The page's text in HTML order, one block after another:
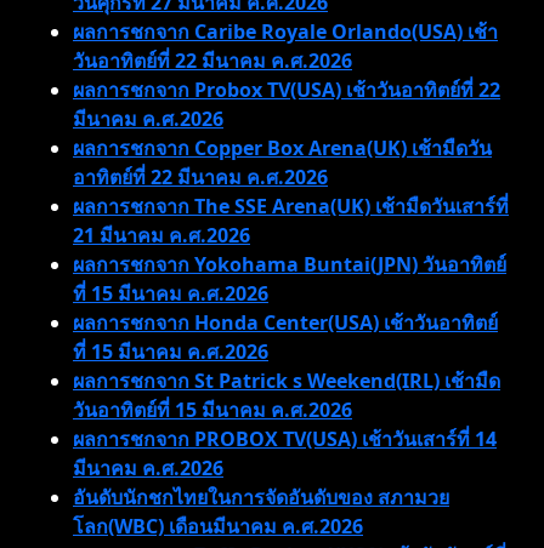
ผลการชกจาก Caribe Royale Orlando(USA) เช้า
วันอาทิตย์ที่ 22 มีนาคม ค.ศ.2026
ผลการชกจาก Probox TV(USA) เช้าวันอาทิตย์ที่ 22
มีนาคม ค.ศ.2026
ผลการชกจาก Copper Box Arena(UK) เช้ามืดวัน
อาทิตย์ที่ 22 มีนาคม ค.ศ.2026
ผลการชกจาก The SSE Arena(UK) เช้ามืดวันเสาร์ที่
21 มีนาคม ค.ศ.2026
ผลการชกจาก Yokohama Buntai(JPN) วันอาทิตย์
ที่ 15 มีนาคม ค.ศ.2026
ผลการชกจาก Honda Center(USA) เช้าวันอาทิตย์
ที่ 15 มีนาคม ค.ศ.2026
ผลการชกจาก St Patrick s Weekend(IRL) เช้ามืด
วันอาทิตย์ที่ 15 มีนาคม ค.ศ.2026
ผลการชกจาก PROBOX TV(USA) เช้าวันเสาร์ที่ 14
มีนาคม ค.ศ.2026
อันดับนักชกไทยในการจัดอันดับของ สภามวย
โลก(WBC) เดือนมีนาคม ค.ศ.2026